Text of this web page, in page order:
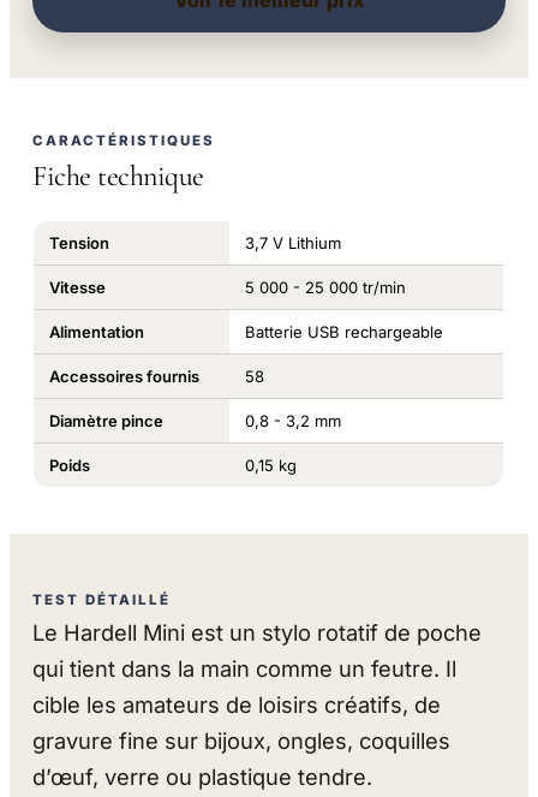
CARACTÉRISTIQUES
Fiche technique
Tension 3,7 V Lithium
Vitesse 5 000 - 25 000 tr/min
Alimentation Batterie USB rechargeable
Accessoires fournis 58
Diamètre pince 0,8 - 3,2 mm
Poids 0,15 kg
TEST DÉTAILLÉ
Le Hardell Mini est un stylo rotatif de poche
qui tient dans la main comme un feutre. Il
cible les amateurs de loisirs créatifs, de
gravure fine sur bijoux, ongles, coquilles
d’œuf, verre ou plastique tendre.